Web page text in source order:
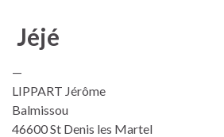
Jéjé
—
LIPPART Jérôme
Balmissou
46600 St Denis les Martel